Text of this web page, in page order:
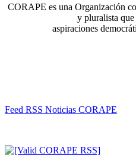
CORAPE es una Organización
y pluralista que
aspiraciones
Feed RSS Noticias CORAPE